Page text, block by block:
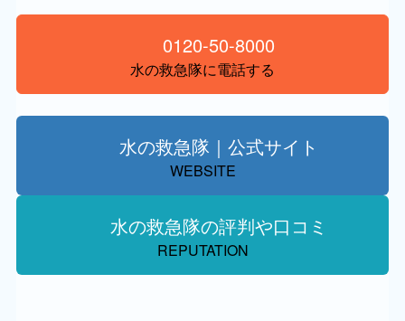
0120-50-8000
水の救急隊に電話する
水の救急隊｜公式サイト
WEBSITE
水の救急隊の評判や口コミ
REPUTATION